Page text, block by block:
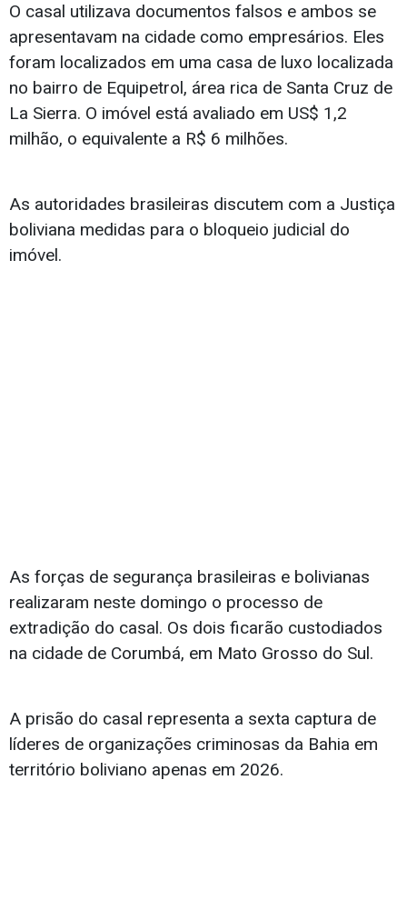
O casal utilizava documentos falsos e ambos se
apresentavam na cidade como empresários. Eles
foram localizados em uma casa de luxo localizada
no bairro de Equipetrol, área rica de Santa Cruz de
La Sierra. O imóvel está avaliado em US$ 1,2
milhão, o equivalente a R$ 6 milhões.
As autoridades brasileiras discutem com a Justiça
boliviana medidas para o bloqueio judicial do
imóvel.
As forças de segurança brasileiras e bolivianas
realizaram neste domingo o processo de
extradição do casal. Os dois ficarão custodiados
na cidade de Corumbá, em Mato Grosso do Sul.
A prisão do casal representa a sexta captura de
líderes de organizações criminosas da Bahia em
território boliviano apenas em 2026.